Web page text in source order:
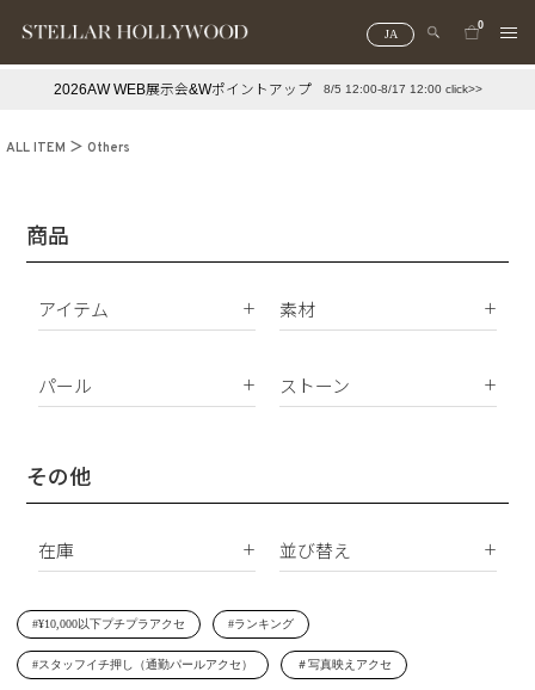
JA
0
#スタッフイチ押し（通勤パールアクセ）
2026AW WEB展示会&Wポイントアップ 8/5 12:00-8/17 12:00 click>>
ALL ITEM Others
商品
アイテム
イヤリング
ネックレス
リング
イニシャル
素材
K10
サージカルステンレス
パール
南洋真珠
シェルパール
ストーン
ジルコニア
その他
在庫
在庫あり
受注生産
並び替え
価格が安い順
価格が高い順
#¥10,000以下プチプラアクセ #ランキング
#スタッフイチ押し（通勤パールアクセ） ＃写真映えアクセ